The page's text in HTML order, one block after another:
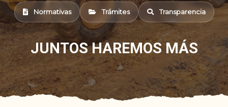
Normativas Trámites Transparencia
JUNTOS HAREMOS MÁS